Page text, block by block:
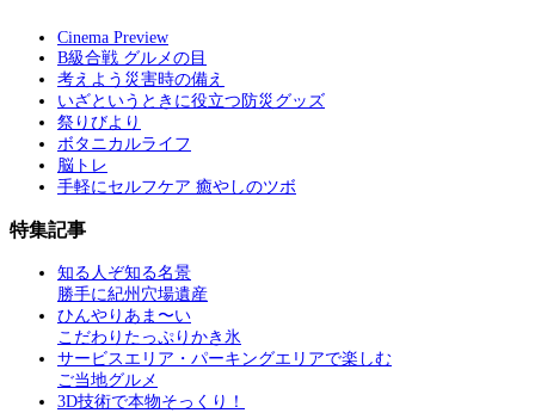
Cinema Preview
B級合戦 グルメの目
考えよう災害時の備え
いざというときに役立つ防災グッズ
祭りびより
ボタニカルライフ
脳トレ
手軽にセルフケア 癒やしのツボ
特集記事
知る人ぞ知る名景
勝手に紀州穴場遺産
ひんやりあま〜い
こだわりたっぷりかき氷
サービスエリア・パーキングエリアで楽しむ
ご当地グルメ
3D技術で本物そっくり！